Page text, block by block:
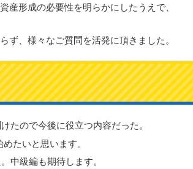
産形成の必要性を明らかにしたうえで、
ず、様々なご質問を活発に頂きました。
たので今後に役立つ内容だった。
たいと思います。
中級編も期待します。